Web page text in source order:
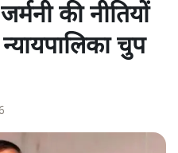
की नीतियों
चुप